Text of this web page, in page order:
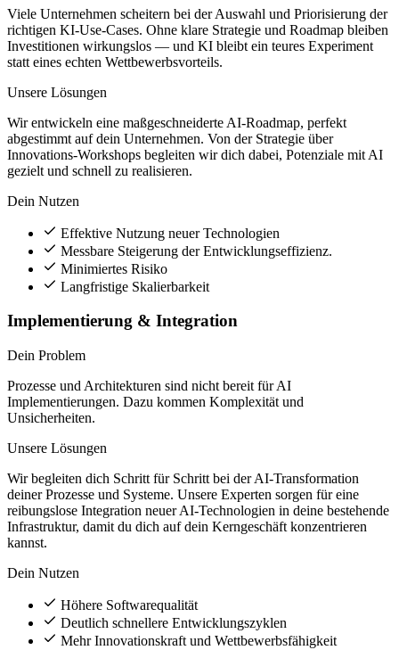
Viele Unternehmen scheitern bei der Auswahl und Priorisierung der
richtigen KI-Use-Cases. Ohne klare Strategie und Roadmap bleiben
Investitionen wirkungslos — und KI bleibt ein teures Experiment
statt eines echten Wettbewerbsvorteils.
Unsere Lösungen
Wir entwickeln eine maßgeschneiderte AI-Roadmap, perfekt
abgestimmt auf dein Unternehmen. Von der Strategie über
Innovations-Workshops begleiten wir dich dabei, Potenziale mit AI
gezielt und schnell zu realisieren.
Dein Nutzen
Effektive Nutzung neuer Technologien
Messbare Steigerung der Entwicklungseffizienz.
Minimiertes Risiko
Langfristige Skalierbarkeit
Implementierung & Integration
Dein Problem
Prozesse und Architekturen sind nicht bereit für AI
Implementierungen. Dazu kommen Komplexität und
Unsicherheiten.
Unsere Lösungen
Wir begleiten dich Schritt für Schritt bei der AI-Transformation
deiner Prozesse und Systeme. Unsere Experten sorgen für eine
reibungslose Integration neuer AI-Technologien in deine bestehende
Infrastruktur, damit du dich auf dein Kerngeschäft konzentrieren
kannst.
Dein Nutzen
Höhere Softwarequalität
Deutlich schnellere Entwicklungszyklen
Mehr Innovationskraft und Wettbewerbsfähigkeit